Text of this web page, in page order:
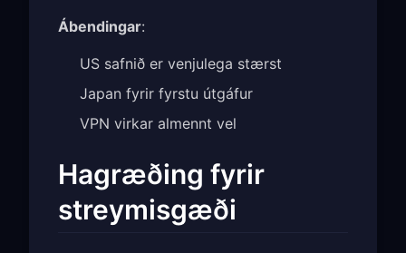
Ábendingar:
US safnið er venjulega stærst
Japan fyrir fyrstu útgáfur
VPN virkar almennt vel
Hagræðing fyrir
streymisgæði